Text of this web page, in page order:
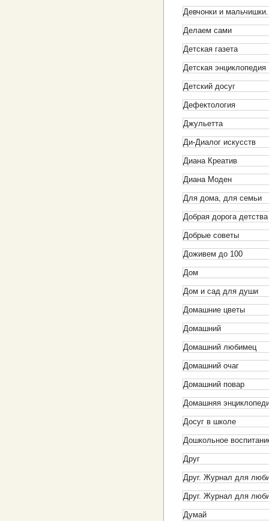
Девчонки и
Делаем сами
Детская газета
Детская энциклопедия
Детский досуг
Дефектология
Джульетта
Ди-Диалог искусств
Диана Креатив
Диана Моден
Для дома, для семьи
Добрая дорога детства
Добрые советы
Доживем до 100
Дом
Дом и сад для души
Домашние цветы
Домашний
Домашний любимец
Домашний очаг
Домашний повар
Домашняя
Досуг в школе
Дошкольное
Друг
Друг. Журнал для
Друг. Журнал для
Думай